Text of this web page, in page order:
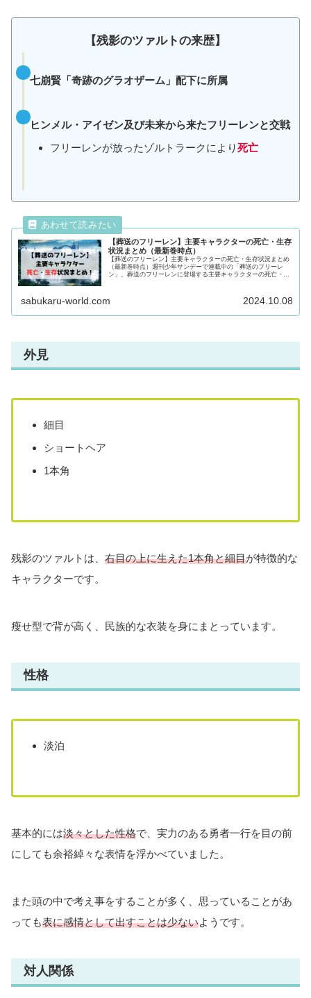
【残影のツァルトの来歴】
七崩賢「奇跡のグラオザーム」配下に所属
ヒンメル・アイゼン及び未来から来たフリーレンと交戦
フリーレンが放ったゾルトラークにより死亡
【葬送のフリーレン】主要キャラクターの死亡・生存
状況まとめ（最新巻時点）
【葬送のフリーレン】主要キャラクターの死亡・生存状況まとめ
（最新巻時点）週刊少年サンデーで連載中の「葬送のフリーレ
ン」。葬送のフリーレンに登場する主要キャラクターの死亡・生
sabukaru-world.com 2024.10.08
外見
細目
ショートヘア
1本角
残影のツァルトは、 右目の上に生えた1本角と細目が特徴的な
キャラクターです。
瘦せ型で背が高く、民族的な衣装を身にまとっています。
性格
淡泊
基本的には淡々とした性格で、実力のある勇者一行を目の前
にしても余裕綽々な表情を浮かべていました。
また頭の中で考え事をすることが多く、思っていることがあ
っても表に感情として出すことは少ないようです。
対人関係